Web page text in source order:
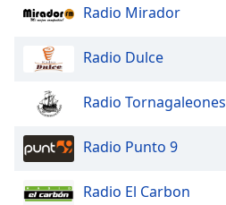
Radio Mirador
Radio Dulce
Radio Tornagaleones
Radio Punto 9
Radio El Carbon